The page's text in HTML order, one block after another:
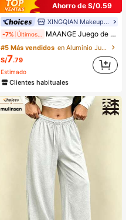
Ahorro de S/0.59
XINGQIAN Makeup Brush
-7% MAANGE Juego de brochas de maquillaje profesional de 1/7/5/11/13/16/19/21/24 piezas, incluye bolsa de almacenamiento, tubo de almacenamiento, accesorios de maquillaje, brocha de bronceado, brocha iluminadora, brocha correctora, brocha de base, brocha de rubor, brocha de sombras de ojos, brocha de cejas, brocha de contorno, brocha de polvo y otras herramientas de maquillaje multiusos, juego de maquillaje completo, juego de brochas de maquillaje esencial para viajes, regalo exquisito para mujeres y niñas
#5 Más vendidos
en Aluminio Juegos De Pinceles
S/7.79
Estimado
Clientes habituales